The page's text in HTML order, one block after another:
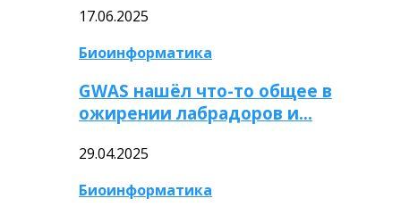
17.06.2025
Биоинформатика
GWAS нашёл что-то общее в
ожирении лабрадоров и…
29.04.2025
Биоинформатика